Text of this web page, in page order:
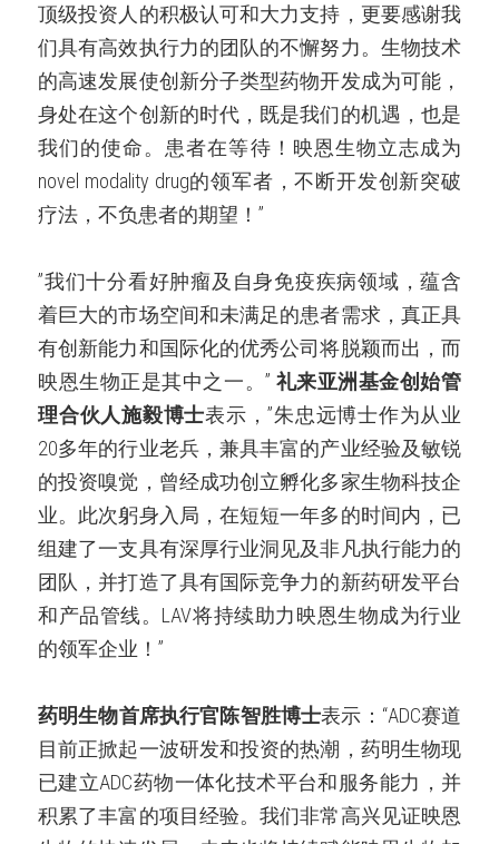
顶级投资人的积极认可和大力支持，更要感谢我
们具有高效执行力的团队的不懈努力。生物技术
的高速发展使创新分子类型药物开发成为可能，
身处在这个创新的时代，既是我们的机遇，也是
我们的使命。患者在等待！映恩生物立志成为
novel modality drug的领军者，不断开发创新突破
疗法，不负患者的期望！”
”我们十分看好肿瘤及自身免疫疾病领域，蕴含
着巨大的市场空间和未满足的患者需求，真正具
有创新能力和国际化的优秀公司将脱颖而出，而
映恩生物正是其中之一。” 礼来亚洲基金创始管
理合伙人施毅博士表示，”朱忠远博士作为从业
20多年的行业老兵，兼具丰富的产业经验及敏锐
的投资嗅觉，曾经成功创立孵化多家生物科技企
业。此次躬身入局，在短短一年多的时间内，已
组建了一支具有深厚行业洞见及非凡执行能力的
团队，并打造了具有国际竞争力的新药研发平台
和产品管线。LAV将持续助力映恩生物成为行业
的领军企业！”
药明生物首席执行官陈智胜博士表示：“ADC赛道
目前正掀起一波研发和投资的热潮，药明生物现
已建立ADC药物一体化技术平台和服务能力，并
积累了丰富的项目经验。我们非常高兴见证映恩